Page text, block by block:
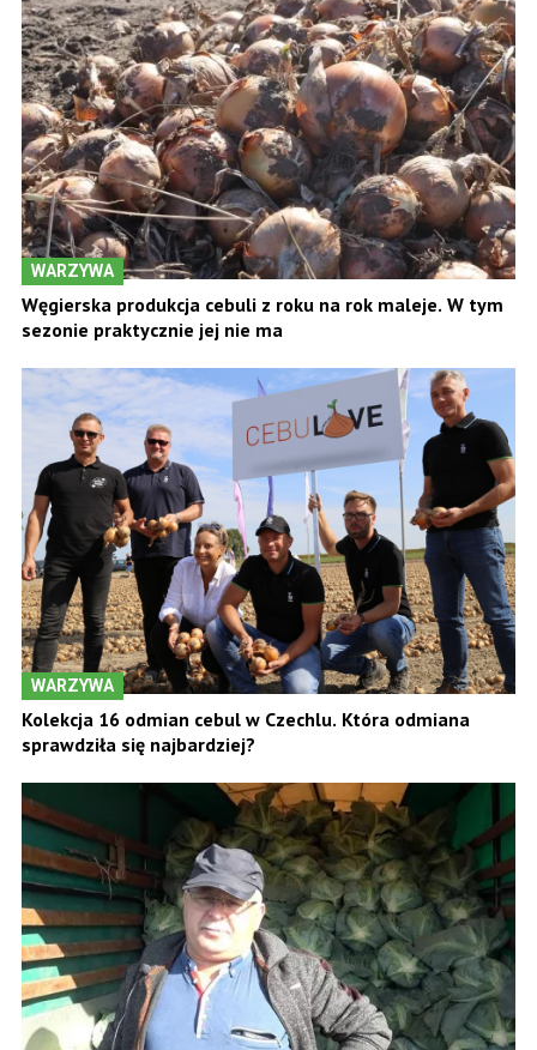
WARZYWA
Węgierska produkcja cebuli z roku na rok maleje. W tym
sezonie praktycznie jej nie ma
WARZYWA
Kolekcja 16 odmian cebul w Czechlu. Która odmiana
sprawdziła się najbardziej?